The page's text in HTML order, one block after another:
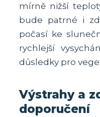
mírně nižší
bude patrné i
počasí ke
rychlejší
důsledky pro
Výstrahy a
doporučení